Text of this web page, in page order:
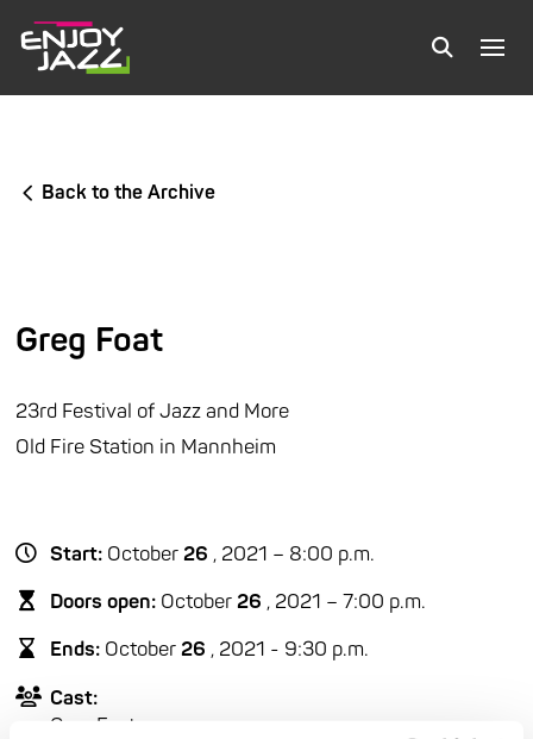
Back to the Archive
Greg Foat
23rd Festival of Jazz and More
Old Fire Station in Mannheim
Start: October26 , 2021 – 8:00 p.m.
Doors open: October26 , 2021 – 7:00 p.m.
Ends: October26, 2021 - 9:30 p.m.
Cast:
Greg Foat: p